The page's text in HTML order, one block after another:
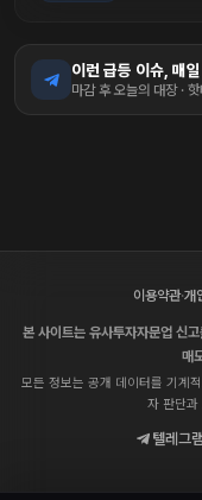
이런 급등 이슈, 매
마감 후 오늘의 대장 ·
이용약관·개
본 사이트는 유사투자자문업 신
매
모든 정보는 공개 데이터를 기계
자 판단과
텔레그